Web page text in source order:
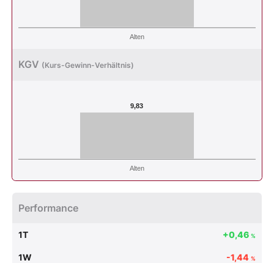
Alten
KGV (Kurs-Gewinn-Verhältnis)
9,83
Alten
Performance
1T +0,46 %
1W -1,44 %